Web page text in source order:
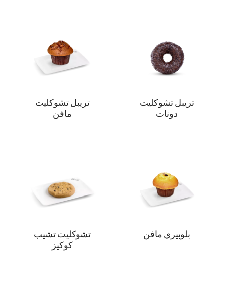
تريبل تشوكليت
دونات
تريبل تشوكليت
مافن
بلوبيري مافن
تشوكليت تشيب
كوكيز